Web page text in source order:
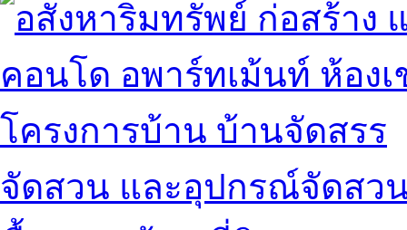
คอนโด อพาร์ทเม้นท์ ห้องเ
โครงการบ้าน บ้านจัดสรร
จัดสวน และอุปกรณ์จัดสว